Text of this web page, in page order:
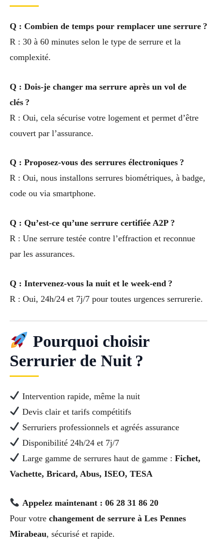
Q : Combien de temps pour remplacer une serrure ?
R : 30 à 60 minutes selon le type de serrure et la
complexité.
Q : Dois-je changer ma serrure après un vol de
clés ?
R : Oui, cela sécurise votre logement et permet d’être
couvert par l’assurance.
Q : Proposez-vous des serrures électroniques ?
R : Oui, nous installons serrures biométriques, à badge,
code ou via smartphone.
Q : Qu’est-ce qu’une serrure certifiée A2P ?
R : Une serrure testée contre l’effraction et reconnue
par les assurances.
Q : Intervenez-vous la nuit et le week-end ?
R : Oui, 24h/24 et 7j/7 pour toutes urgences serrurerie.
Pourquoi choisir
Serrurier de Nuit ?
Intervention rapide, même la nuit
Devis clair et tarifs compétitifs
Serruriers professionnels et agréés assurance
Disponibilité 24h/24 et 7j/7
Large gamme de serrures haut de gamme : Fichet,
Vachette, Bricard, Abus, ISEO, TESA
Appelez maintenant : 06 28 31 86 20
Pour votre changement de serrure à Les Pennes
Mirabeau, sécurisé et rapide.